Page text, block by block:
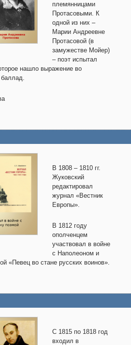
племянницами
Протасовыми. К
одной из них –
Марии Андреевне
Протасовой (в
замужестве Мойер)
– поэт испытал
нашло выражение во
баллад.
В 1808 – 1810 гг.
Жуковский
редактировал
журнал «Вестник
Европы».
В 1812 году
ополченцем
участвовал в войне
с Наполеоном и
«Певец во стане русских воинов».
С 1815 по 1818 год
входил в